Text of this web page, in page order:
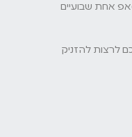
אחת שבועיים
לרצות להזניק